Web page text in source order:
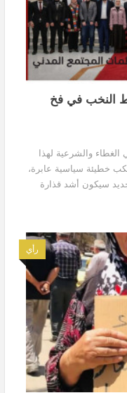
النخب في فخ
والشرعية لهذا
خطيئة سياسية عابرة،
سيكون أشد قذارة
رأي